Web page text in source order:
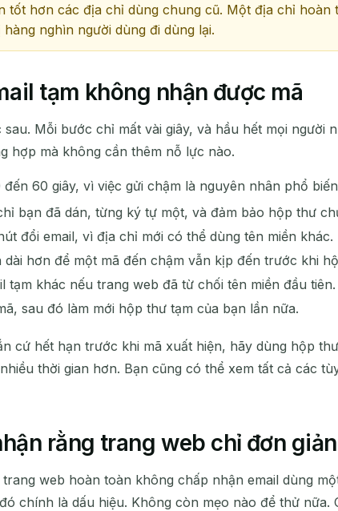
tốt hơn các địa chỉ dùng chung cũ. Một địa chỉ
nghìn người dùng đi dùng lại.
tạm không nhận được mã
Mỗi bước chỉ mất vài giây, và hầu hết mọi
hợp mà không cần thêm nỗ lực nào.
60 giây, vì việc gửi chậm là nguyên nhân phổ
bạn đã dán, từng ký tự một, và đảm bảo hộp thư
đổi email, vì địa chỉ mới có thể dùng tên miền khác.
dài hơn để một mã đến chậm vẫn kịp đến trước khi
tạm khác nếu trang web đã từ chối tên miền đầu tiên.
sau đó làm mới hộp thư tạm của bạn lần nữa.
cứ hết hạn trước khi mã xuất hiện, hãy dùng hộp
thời gian hơn. Bạn cũng có thể xem tất cả các
rằng trang web chỉ đơn
web hoàn toàn không chấp nhận email dùng
chính là dấu hiệu. Không còn mẹo nào để thử nữa.